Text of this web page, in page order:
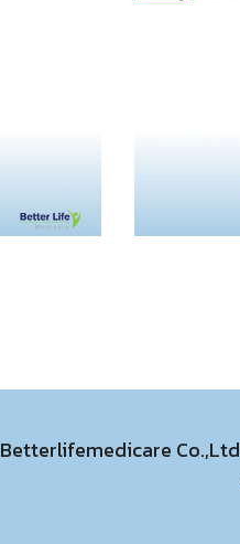
Betterlifemedicare